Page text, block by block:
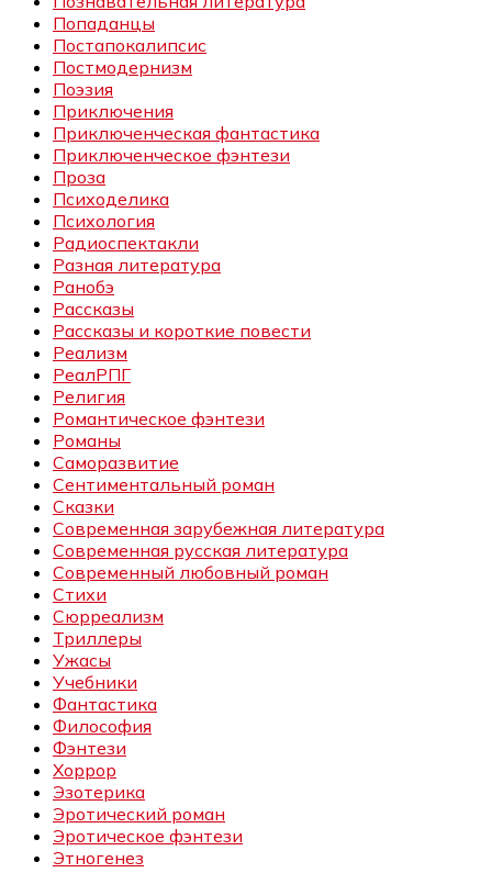
Попаданцы
Постапокалипсис
Постмодернизм
Поэзия
Приключения
Приключенческая фантастика
Приключенческое фэнтези
Проза
Психоделика
Психология
Радиоспектакли
Разная литература
Ранобэ
Рассказы
Рассказы и короткие повести
Реализм
РеалРПГ
Религия
Романтическое фэнтези
Романы
Саморазвитие
Сентиментальный роман
Сказки
Современная зарубежная литература
Современная русская литература
Современный любовный роман
Стихи
Сюрреализм
Триллеры
Ужасы
Учебники
Фантастика
Философия
Фэнтези
Хоррор
Эзотерика
Эротический роман
Эротическое фэнтези
Этногенез